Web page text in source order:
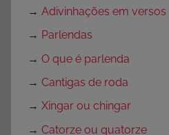
→ Adivinhações em versos
→ Parlendas
→ O que é parlenda
→ Cantigas de roda
→ Xingar ou chingar
→ Catorze ou quatorze